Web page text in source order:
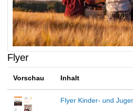
Flyer
Vorschau Inhalt
Flyer Kinder- und